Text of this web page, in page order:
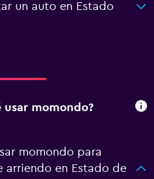
un auto en Estado
usar momondo?
momondo para
arriendo en Estado de